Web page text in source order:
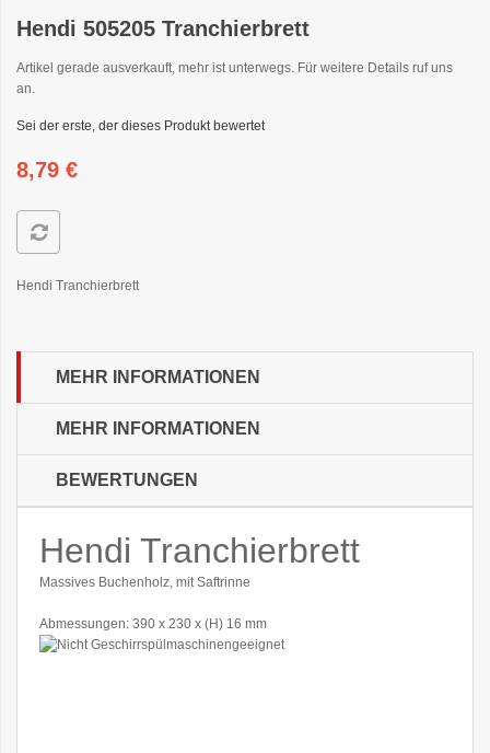
Hendi 505205 Tranchierbrett
Artikel gerade ausverkauft, mehr ist unterwegs. Für weitere Details ruf uns
an.
Sei der erste, der dieses Produkt bewertet
8,79 €
Hendi Tranchierbrett
MEHR INFORMATIONEN
MEHR INFORMATIONEN
BEWERTUNGEN
Hendi Tranchierbrett
Massives Buchenholz, mit Saftrinne
Abmessungen: 390 x 230 x (H) 16 mm